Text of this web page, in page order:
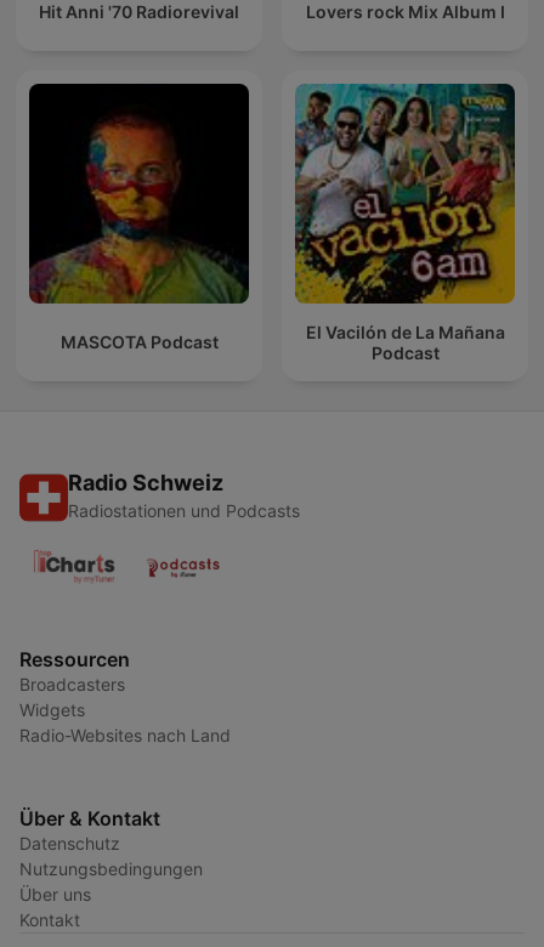
Hit Anni '70 Radiorevival Lovers rock Mix Album I
MASCOTA Podcast
El Vacilón de La Mañana
Podcast
Radio Schweiz
Radiostationen und Podcasts
Ressourcen
Broadcasters
Widgets
Radio-Websites nach Land
Über & Kontakt
Datenschutz
Nutzungsbedingungen
Über uns
Kontakt